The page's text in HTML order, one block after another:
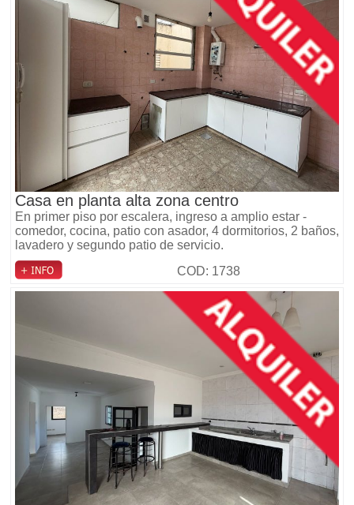
Casa en planta alta zona centro
En primer piso por escalera, ingreso a amplio estar -
comedor, cocina, patio con asador, 4 dormitorios, 2 baños,
lavadero y segundo patio de servicio.
COD: 1738